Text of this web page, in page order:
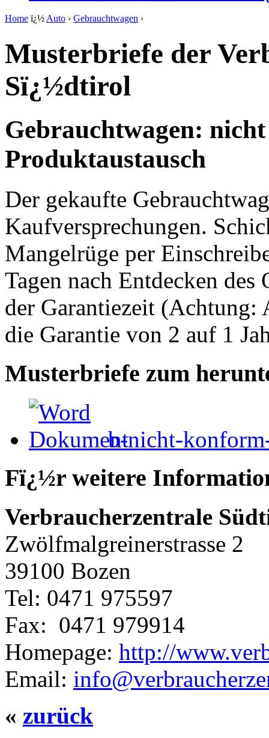
Home ï¿½ Auto › Gebrauchtwagen ›
Musterbriefe der
Sï¿½dtirol
Gebrauchtwagen:
Produktaustausch
Der gekaufte
Kaufversprechungen.
Mangelrüge per
Tagen nach Entdecken
der Garantiezeit
die Garantie von 2 auf 1
Musterbriefe zum
b-nicht-
Fï¿½r weitere
Verbraucherzentrale
Zwölfmalgreinerstrasse 2
39100 Bozen
Tel: 0471 975597
Fax: 0471 979914
Homepage: http://
Email:
« zurück